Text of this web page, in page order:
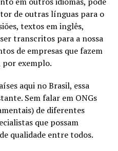
de outras línguas para o
textos em inglês,
transcritos para a nossa
de empresas que fazem
por exemplo.
aqui no Brasil, essa
Sem falar em ONGs
de diferentes
que possam
qualidade entre todos.